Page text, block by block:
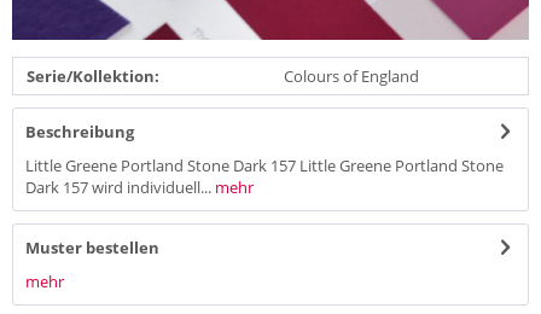
Serie/Kollektion: Colours of England
Beschreibung
Little Greene Portland Stone Dark 157 Little Greene Portland Stone
Dark 157 wird individuell... mehr
Muster bestellen
mehr